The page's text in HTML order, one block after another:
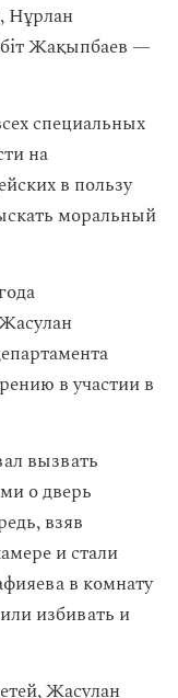
Нұрлан
Жақыпбаев —
специальных
на
в пользу
моральный
в участии в
вызвать
о дверь
взяв
и стали
в комнату
избивать и
Жасулан